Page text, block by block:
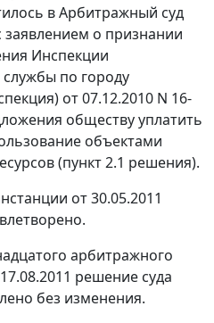
в Арбитражный суд
заявлением о признании
Инспекции
по городу
от 07.12.2010 N 16-
обществу уплатить
объектами
(пункт 2.1 решения).
от 30.05.2011
арбитражного
решение суда
без изменения.